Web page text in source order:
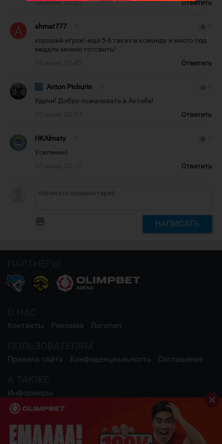
14 июня, 20:23
Ответить
ahmat777
хороший игрок! еще 5-6 таких в команду и место под
медали можно готовить!
Ответить
Anton Pichurin
Удачи! Добро пожаловать в Актобе!
Ответить
HKAlmaty
Усиление)
Ответить
НАПИСАТЬ
Контакты Реклама Логотип
Правила сайта Конфиденциальность Соглашение
Информеры
СОЦИАЛЬНЫЕ СЕТИ